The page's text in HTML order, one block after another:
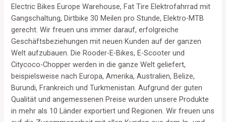
Electric Bikes Europe Warehouse, Fat Tire Elektrofahrrad mit
Gangschaltung, Dirtbike 30 Meilen pro Stunde, Elektro-MTB
gerecht. Wir freuen uns immer darauf, erfolgreiche
Geschäftsbeziehungen mit neuen Kunden auf der ganzen
Welt aufzubauen. Die Rooder-E-Bikes, E-Scooter und
Citycoco-Chopper werden in die ganze Welt geliefert,
beispielsweise nach Europa, Amerika, Australien, Belize,
Burundi, Frankreich und Turkmenistan. Aufgrund der guten
Qualität und angemessenen Preise wurden unsere Produkte
in mehr als 10 Länder exportiert und Regionen. Wir freuen uns